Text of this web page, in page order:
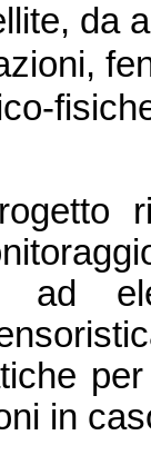
da
ad
in